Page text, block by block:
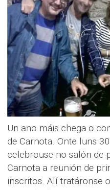
Un ano máis chega o
de Carnota. Onte luns
celebrouse no salón de
Carnota a reunión de
inscritos. Alí tratáronse